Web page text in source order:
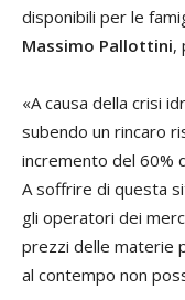
disponibili per le
Massimo Pallottini,
«A causa della crisi
subendo un rincaro
incremento del 60%
A soffrire di questa
gli operatori dei
prezzi delle materie
al contempo non